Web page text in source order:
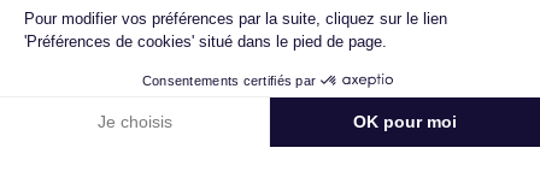
Garantie 30 mois
Ajouter au panier
Conditions générales d'utilisation
Certideal © 2026 Tous droits
réservés